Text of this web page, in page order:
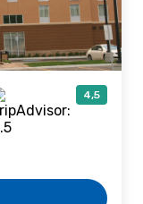
4,5